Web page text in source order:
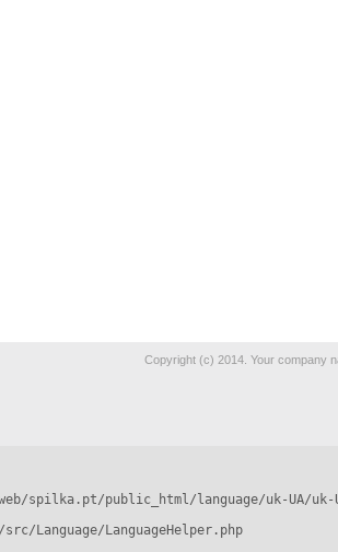
Copyright (c) 2014. Your company
spilka.pt/public_html/language/uk-UA/
Language/LanguageHelper.php